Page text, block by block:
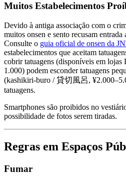
Muitos Estabelecimentos
Devido à antiga associação com o
muitos onsen e sento recusam entrada
Consulte o guia oficial de onsen da
estabelecimentos que aceitam
cobrir tatuagens (disponíveis em
1.000) podem esconder tatuagens
(kashikiri-buro / 貸切風呂,
tatuagens.
Smartphones são proibidos no
possibilidade de fotos serem tiradas.
Regras em Espaços
Fumar